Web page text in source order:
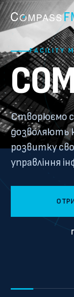
FACILITY
Створюємо
дозволяють
розвитку
управління